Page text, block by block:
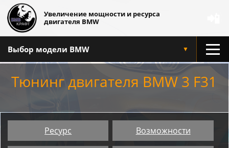
Увеличение мощности и ресурса
двигателя BMW
Выбор модели BMW ▼
Тюнинг двигателя BMW 3 F31
Ресурс Возможности